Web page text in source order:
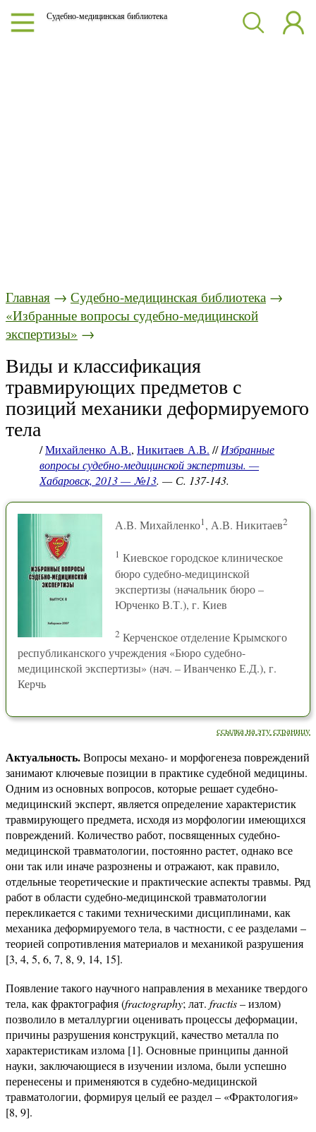
Судебно-медицинская библиотека
Главная → Судебно-медицинская библиотека →
«Избранные вопросы судебно-медицинской
экспертизы» →
Виды и классификация
травмирующих предметов с
позиций механики деформируемого
тела
/Михайленко А.В., Никитаев А.В. //Избранные
вопросы судебно-медицинской экспертизы. —
Хабаровск, 2013 — №13. — С. 137-143.
А.В. Михайленко1, А.В. Никитаев2
1 Киевское городское клиническое
бюро судебно-медицинской
экспертизы (начальник бюро –
Юрченко В.Т.), г. Киев
2 Керченское отделение Крымского
республиканского учреждения «Бюро судебно-
медицинской экспертизы» (нач. – Иванченко Е.Д.), г.
Керчь
ссылка на эту страницу
Актуальность.Вопросы механо- и морфогенеза повреждений
занимают ключевые позиции в практике судебной медицины.
Одним из основных вопросов, которые решает судебно-
медицинский эксперт, является определение характеристик
травмирующего предмета, исходя из морфологии имеющихся
повреждений. Количество работ, посвященных судебно-
медицинской травматологии, постоянно растет, однако все
они так или иначе разрознены и отражают, как правило,
отдельные теоретические и практические аспекты травмы. Ряд
работ в области судебно-медицинской травматологии
перекликается с такими техническими дисциплинами, как
механика деформируемого тела, в частности, с ее разделами –
теорией сопротивления материалов и механикой разрушения
[3, 4, 5, 6, 7, 8, 9, 14, 15].
Появление такого научного направления в механике твердого
тела, как фрактография (fractography; лат. fractis– излом)
позволило в металлургии оценивать процессы деформации,
причины разрушения конструкций, качество металла по
характеристикам излома [1]. Основные принципы данной
науки, заключающиеся в изучении излома, были успешно
перенесены и применяются в судебно-медицинской
травматологии, формируя целый ее раздел – «Фрактология»
[8, 9].